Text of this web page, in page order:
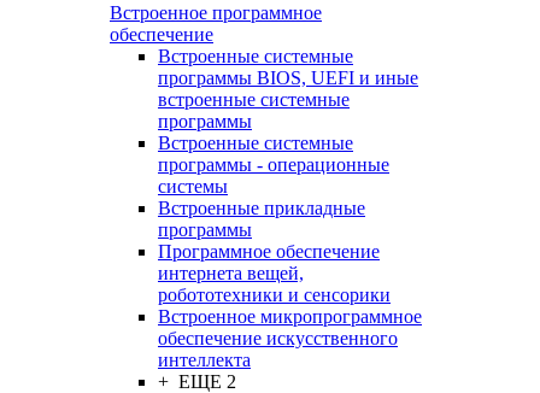
Встроенное программное
обеспечение
Встроенные системные
программы BIOS, UEFI и иные
встроенные системные
программы
Встроенные системные
программы - операционные
системы
Встроенные прикладные
программы
Программное обеспечение
интернета вещей,
робототехники и сенсорики
Встроенное микропрограммное
обеспечение искусственного
интеллекта
+ ЕЩЕ 2